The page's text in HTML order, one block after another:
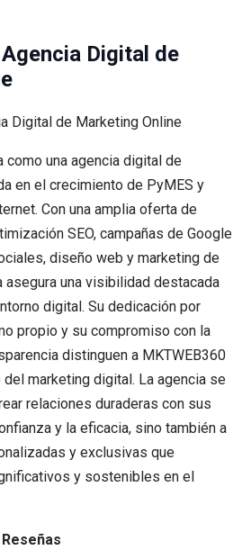
Digital de
como una agencia digital de
en el crecimiento de PyMES y
Con una amplia oferta de
SEO, campañas de Google
diseño web y marketing de
una visibilidad destacada
digital. Su dedicación por
propio y su compromiso con la
distinguen a MKTWEB360
marketing digital. La agencia se
relaciones duraderas con sus
y la eficacia, sino también a
y exclusivas que
y sostenibles en el